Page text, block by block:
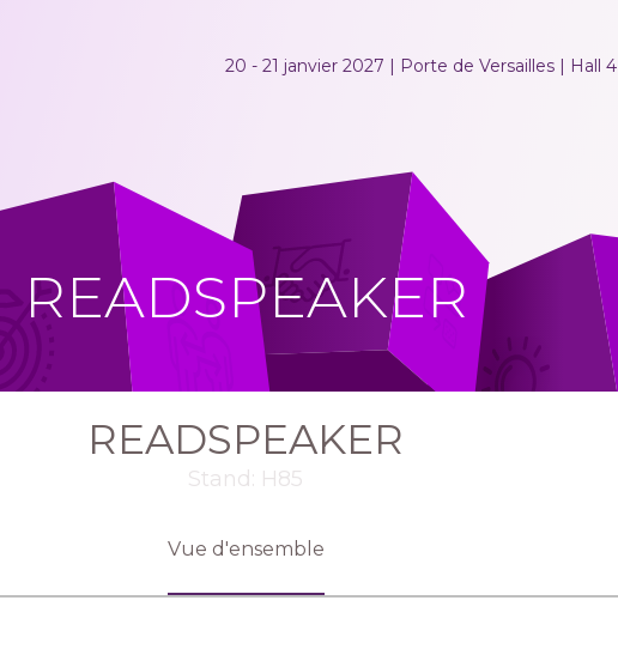
20 - 21 janvier 2027 | Porte de Versailles | Hall 4
READSPEAKER
READSPEAKER
Stand: H85
Vue d'ensemble